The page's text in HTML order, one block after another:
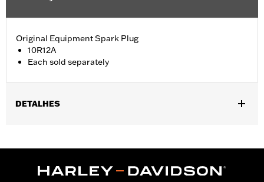
Original Equipment Spark Plug
10R12A
Each sold separately
DETALHES
WARRANTY:1 year limited warranty – Go towww.h-